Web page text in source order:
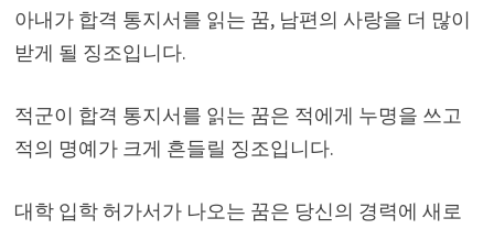
아내가 합격 통지서를 읽는 꿈, 남편의 사랑을 더 많이
받게 될 징조입니다.
적군이 합격 통지서를 읽는 꿈은 적에게 누명을 쓰고
적의 명예가 크게 흔들릴 징조입니다.
대학 입학 허가서가 나오는 꿈은 당신의 경력에 ​​새로